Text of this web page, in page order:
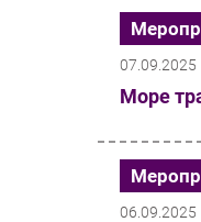
07.09.2025
Море
06.09.2025